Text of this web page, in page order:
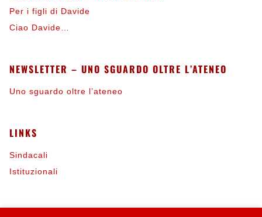
Per i figli di Davide
Ciao Davide…
NEWSLETTER – UNO SGUARDO OLTRE L’ATENEO
Uno sguardo oltre l’ateneo
LINKS
Sindacali
Istituzionali